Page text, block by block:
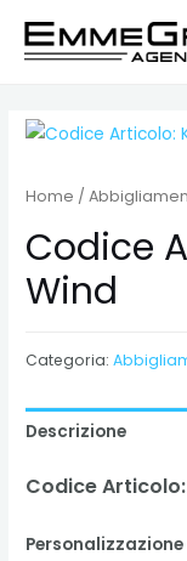
Home /
Codice
Wind
Categoria:
Descrizione
Codice Articolo: